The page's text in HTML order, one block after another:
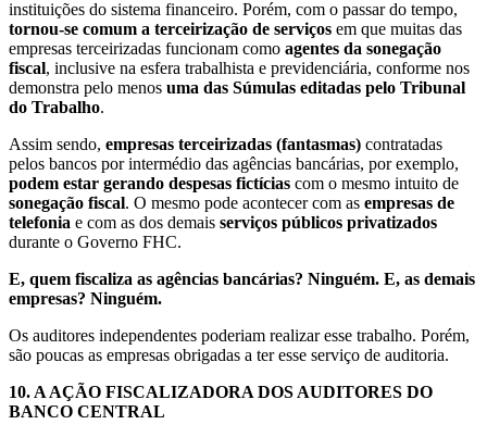
instituições do sistema financeiro. Porém, com o passar do tempo,
tornou-se comum a terceirização de serviços em que muitas das
empresas terceirizadas funcionam como agentes da sonegação
fiscal, inclusive na esfera trabalhista e previdenciária, conforme nos
demonstra pelo menos uma das Súmulas editadas pelo Tribunal
do Trabalho.
Assim sendo, empresas terceirizadas (fantasmas) contratadas
pelos bancos por intermédio das agências bancárias, por exemplo,
podem estar gerando despesas fictícias com o mesmo intuito de
sonegação fiscal. O mesmo pode acontecer com as empresas de
telefonia e com as dos demais serviços públicos privatizados
durante o Governo FHC.
E, quem fiscaliza as agências bancárias? Ninguém. E, as demais
empresas? Ninguém.
Os auditores independentes poderiam realizar esse trabalho. Porém,
são poucas as empresas obrigadas a ter esse serviço de auditoria.
10. A AÇÃO FISCALIZADORA DOS AUDITORES DO
BANCO CENTRAL